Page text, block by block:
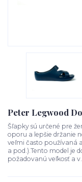
Peter Legwood
Šľapky sú určené pre
oporu a lepšie držanie
veľmi často používaná
a pod.).Tento model je
požadovanú veľkosť a